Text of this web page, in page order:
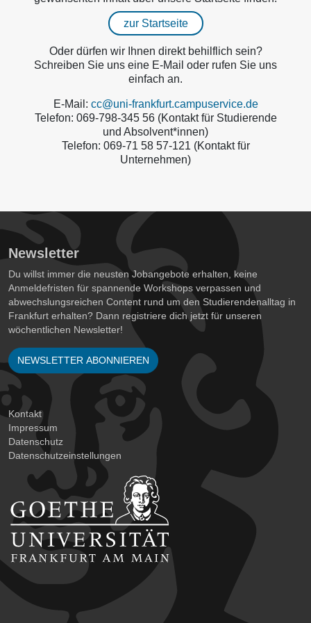
zur Startseite
Oder dürfen wir Ihnen direkt behilflich sein?
Schreiben Sie uns eine E-Mail oder rufen Sie uns
einfach an.
E-Mail: cc@uni-frankfurt.campuservice.de
Telefon: 069-798-345 56 (Kontakt für Studierende
und Absolvent*innen)
Telefon: 069-71 58 57-121 (Kontakt für
Unternehmen)
Newsletter
Du willst immer die neusten Jobangebote erhalten, keine
Anmeldefristen für spannende Workshops verpassen und
abwechslungsreichen Content rund um den Studierendenalltag in
Frankfurt erhalten? Dann registriere dich jetzt für unseren
wöchentlichen Newsletter!
NEWSLETTER ABONNIEREN
Kontakt
Impressum
Datenschutz
Datenschutzeinstellungen